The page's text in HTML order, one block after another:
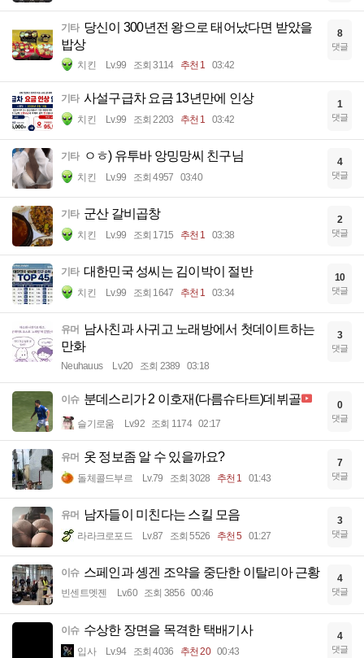
기타 당신이 300년전 왕으로 태어났다면 받았을
밥상
치킨 Lv.99 조회 3114 추천 1 03:42
8
댓글
기타 사설구급차 요금 13년만에 인상
치킨 Lv.99 조회 2203 추천 1 03:42
1
댓글
기타 ㅇㅎ) 유투바 앙밍망씨 친구님
치킨 Lv.99 조회 4957 03:40
4
댓글
기타 군산 갈비곱창
치킨 Lv.99 조회 1715 추천 1 03:38
2
댓글
기타 대한민국 성씨는 김이박이 절반
치킨 Lv.99 조회 1647 추천 1 03:34
10
댓글
유머 남사친과 사귀고 노래방에서 첫데이트하는
만화
Neuhauus Lv.20 조회 2389 03:18
3
댓글
이슈 분데스리가 2 이호재(다름슈타트)데뷔골
슬기로움 Lv.92 조회 1174 02:17
0
댓글
유머 옷 정보좀 알 수 있을까요?
돌체콜드부르 Lv.79 조회 3028 추천 1 01:43
7
댓글
유머 남자들이 미친다는 스킬 모음
라라크로포드 Lv.87 조회 5526 추천 5 01:27
3
댓글
이슈 스페인과 솅겐 조약을 중단한 이탈리아 근황
빈센트멧젠 Lv.60 조회 3856 00:46
4
댓글
이슈 수상한 장면을 목격한 택배기사
입사 Lv.94 조회 4036 추천 20 00:43
4
댓글